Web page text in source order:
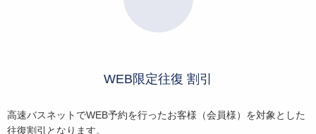
WEB限定往復 割引
高速バスネットでWEB予約を行ったお客様（会員様）を対象とした
往復割引となります。